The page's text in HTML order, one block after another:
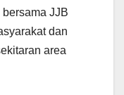
JJB
dan
area